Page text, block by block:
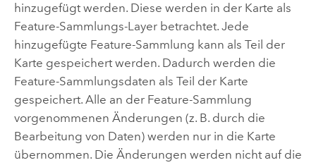
hinzugefügt werden. Diese werden in der Karte als
Feature-Sammlungs-Layer betrachtet. Jede
hinzugefügte Feature-Sammlung kann als Teil der
Karte gespeichert werden. Dadurch werden die
Feature-Sammlungsdaten als Teil der Karte
gespeichert. Alle an der Feature-Sammlung
vorgenommenen Änderungen (z. B. durch die
Bearbeitung von Daten) werden nur in die Karte
übernommen. Die Änderungen werden nicht auf die